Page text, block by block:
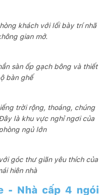
khách với lối bày trí nhã
gian mở.
sàn ốp gạch bông và thiết
bàn ghế
trời rộng, thoáng, chúng
là khu vực nghỉ ngơi của
ngủ lớn
góc thư giãn yêu thích của
hiên nhà
- Nhà cấp 4 ngói